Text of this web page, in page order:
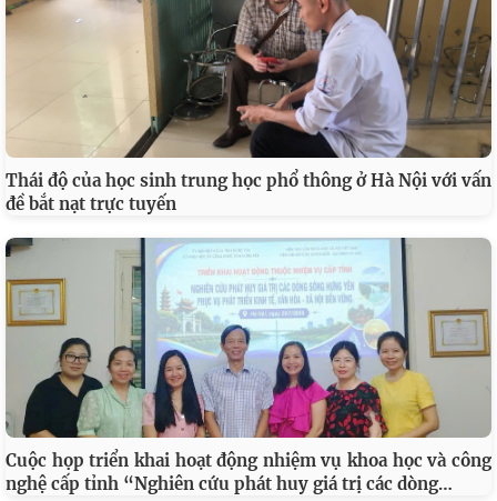
Thái độ của học sinh trung học phổ thông ở Hà Nội với vấn
đề bắt nạt trực tuyến
Cuộc họp triển khai hoạt động nhiệm vụ khoa học và công
nghệ cấp tỉnh “Nghiên cứu phát huy giá trị các dòng…